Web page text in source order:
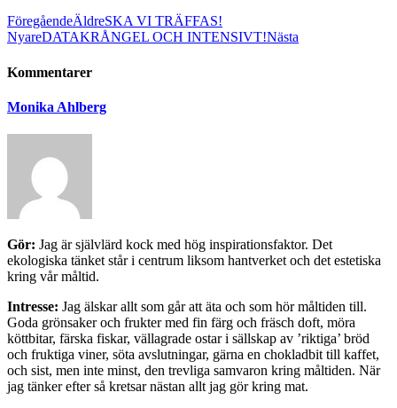
FöregåendeÄldreSKA VI TRÄFFAS!
NyareDATAKRÅNGEL OCH INTENSIVT!Nästa
Kommentarer
Monika Ahlberg
Gör: Jag är självlärd kock med hög inspirationsfaktor. Det
ekologiska tänket står i centrum liksom hantverket och det estetiska
kring vår måltid.
Intresse: Jag älskar allt som går att äta och som hör måltiden till.
Goda grönsaker och frukter med fin färg och fräsch doft, möra
köttbitar, färska fiskar, vällagrade ostar i sällskap av ’riktiga’ bröd
och fruktiga viner, söta avslutningar, gärna en chokladbit till kaffet,
och sist, men inte minst, den trevliga samvaron kring måltiden. När
jag tänker efter så kretsar nästan allt jag gör kring mat.